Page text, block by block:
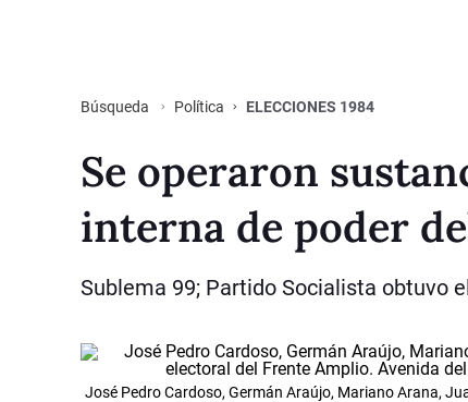
Búsqueda Política ELECCIONES 1984
Se operaron
interna de poder
Sublema 99; Partido Socialista obtuvo
José Pedro Cardoso, Germán Araújo, Mariano Arana,